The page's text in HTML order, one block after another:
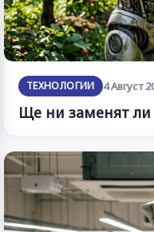
ТЕХНОЛОГИИ 4 Август
Ще ни заменят ли